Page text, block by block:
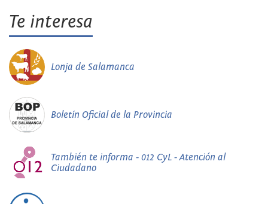
Te interesa
Lonja de Salamanca
Boletín Oficial de la Provincia
También te informa - 012 CyL - Atención al
Ciudadano